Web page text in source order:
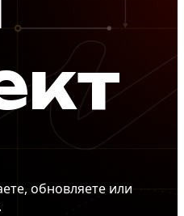
обновляете или